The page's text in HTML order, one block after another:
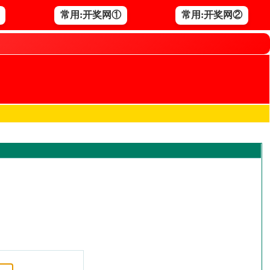
常用:开奖网① 常用:开奖网②